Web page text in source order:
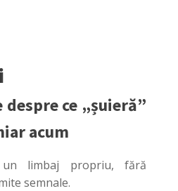
ce „șuieră”
acum
limbaj propriu, fără
semnale.